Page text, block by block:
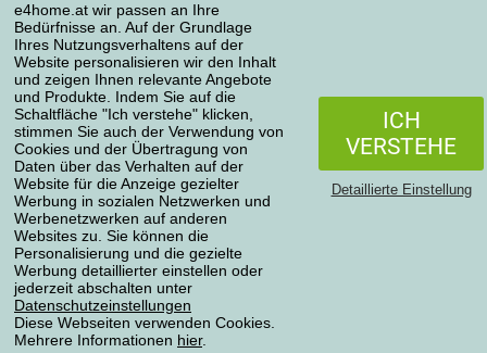
e4home.at wir passen an Ihre
Bedürfnisse an. Auf der Grundlage
Ihres Nutzungsverhaltens auf der
Website personalisieren wir den Inhalt
und zeigen Ihnen relevante Angebote
und Produkte. Indem Sie auf die
Schaltfläche "Ich verstehe" klicken,
stimmen Sie auch der Verwendung von
Cookies und der Übertragung von
Daten über das Verhalten auf der
Website für die Anzeige gezielter
Werbung in sozialen Netzwerken und
Werbenetzwerken auf anderen
Websites zu. Sie können die
Personalisierung und die gezielte
Werbung detaillierter einstellen oder
jederzeit abschalten unter
Datenschutzeinstellungen
Diese Webseiten verwenden Cookies.
Mehrere Informationen hier.
ICH
VERSTEHE
Detaillierte Einstellung
Transportarten
Zahlungsmethoden
Datenschutzerklärung